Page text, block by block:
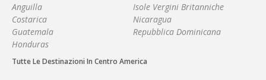
Anguilla
Costarica
Guatemala
Honduras
Isole Vergini Britanniche
Nicaragua
Repubblica Dominicana
Tutte Le Destinazioni In Centro America